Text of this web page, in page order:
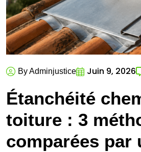
By Adminjustice Juin 9, 2026
Étanchéité
toiture : 3
comparées par